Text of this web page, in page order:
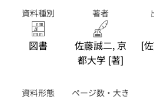
資料種別
図書
著者
佐藤誠二, 京
都大学 [著]
[
資料形態
ページ数・大き